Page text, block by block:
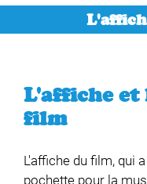
L'affiche et
film
L'affiche du film, qui
pochette pour la